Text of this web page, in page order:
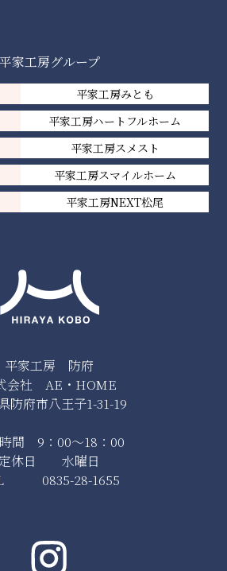
平家工房 防府
会社 AE・HOME
防府市八王子1-31-19
間 9：00～18：00
休日 水曜日
0835-28-1655
平家工房グループ
平家工房みとも
平家工房ハートフルホーム
平家工房スメスト
平家工房スマイルホーム
平家工房NEXT松尾